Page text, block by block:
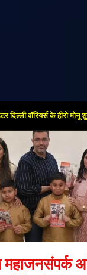
के हीरो मोनू शुक्ला ने
महाजनसंपर्क